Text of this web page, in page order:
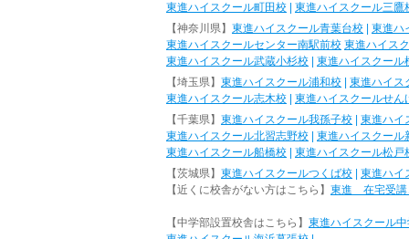
東進ハイスクール町田校
東進ハイスクール三鷹
【神奈川県】 東進ハイスクール青葉台校
東進ハ
東進ハイスクールセンター南駅前校 東進ハイス
東進ハイスクール武蔵小杉校
東進ハイスクール
【埼玉県】 東進ハイスクール浦和校
東進ハイス
東進ハイスクール志木校
東進ハイスクールせん
【千葉県】 東進ハイスクール我孫子校
東進ハイ
東進ハイスクール北習志野校
東進ハイスクール
東進ハイスクール船橋校
東進ハイスクール松戸
【茨城県】 東進ハイスクールつくば校
東進ハイ
【近くに校舎がない方はこちら】 東進 在宅受講
【中学部設置校舎はこちら】 東進ハイスクール